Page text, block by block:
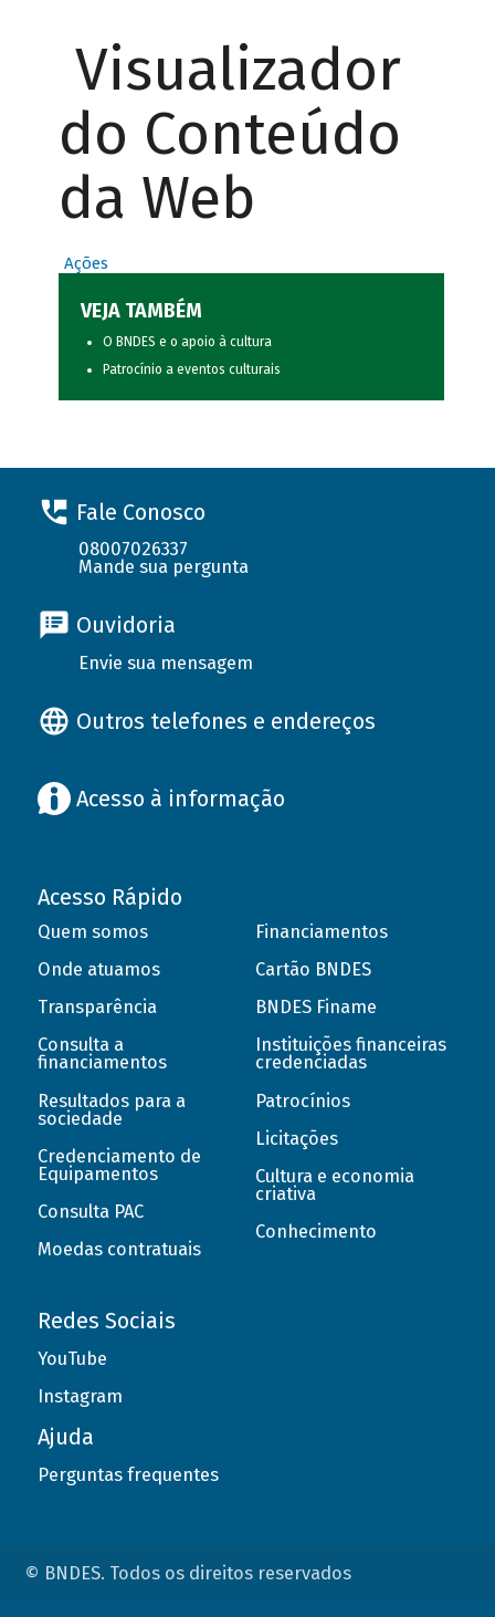
Visualizador
do Conteúdo
da Web
Ações
VEJA TAMBÉM
O BNDES e o apoio à cultura
Patrocínio a eventos culturais
Fale Conosco
08007026337
Mande sua pergunta
Ouvidoria
Envie sua mensagem
Outros telefones e endereços
Acesso à informação
Acesso Rápido
Quem somos
Onde atuamos
Transparência
Consulta a
financiamentos
Resultados para a
sociedade
Credenciamento de
Equipamentos
Consulta PAC
Moedas contratuais
Financiamentos
Cartão BNDES
BNDES Finame
Instituições financeiras
credenciadas
Patrocínios
Licitações
Cultura e economia
criativa
Conhecimento
Redes Sociais
YouTube
Instagram
Ajuda
Perguntas frequentes
© BNDES. Todos os direitos reservados